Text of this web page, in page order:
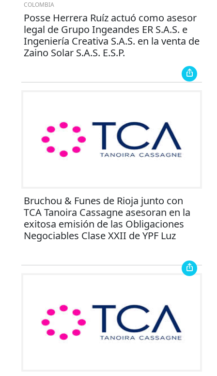
COLOMBIA
Posse Herrera Ruíz actuó como asesor
legal de Grupo Ingeandes ER S.A.S. e
Ingeniería Creativa S.A.S. en la venta de
Zaino Solar S.A.S. E.S.P.
Bruchou & Funes de Rioja junto con
TCA Tanoira Cassagne asesoran en la
exitosa emisión de las Obligaciones
Negociables Clase XXII de YPF Luz